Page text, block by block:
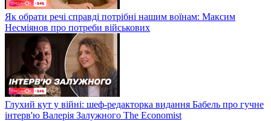
Як обрати речі справді потрібні нашим воїнам: Максим
Несміянов про потреби військових
Глухий кут у війні: шеф-редакторка видання Бабель про гучне
інтерв'ю Валерія Залужного The Economist